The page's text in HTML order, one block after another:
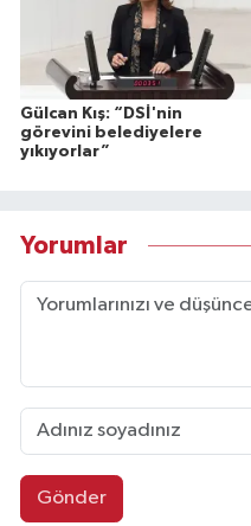
Gülcan Kış: “DSİ'nin
görevini belediyelere
yıkıyorlar”
Yorumlar
Gönder